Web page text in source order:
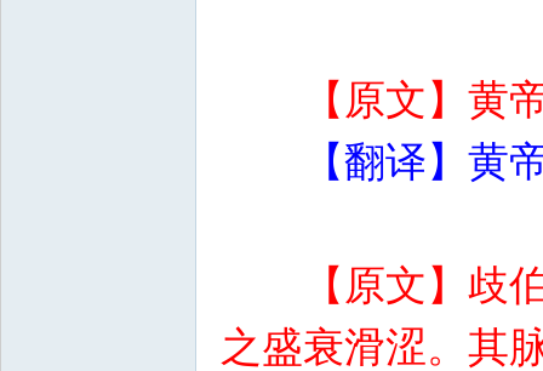
【原文】黄
【翻译】黄
【原文】歧
之盛衰滑涩。其